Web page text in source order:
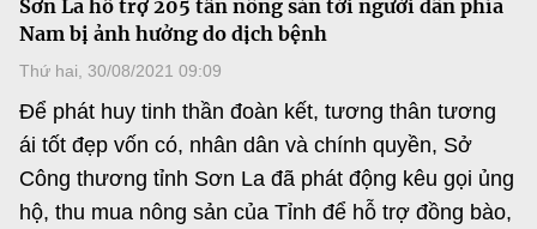
Sở Khoa học và Công nghệ
Chuyển đổi số
Sở hữu trí tuệ
Tiêu chuẩn, đo lường, chất lượng
Văn bản QPPL
Lấy ý kiến người dân về dự thảo VBQPPL
MST IOFFICE
THỐNG KÊ
Khoa học và Công nghệ
Đổi mới sáng tạo
Multimedia
THƯ ĐIỆN TỬ
Sơn La hỗ trợ 205 tấn nông sản tới người dân phía
Nam bị ảnh hưởng do dịch bệnh
Thứ hai, 30/08/2021 09:09
Để phát huy tinh thần đoàn kết, tương thân tương
ái tốt đẹp vốn có, nhân dân và chính quyền, Sở
Công thương tỉnh Sơn La đã phát động kêu gọi ủng
hộ, thu mua nông sản của Tỉnh để hỗ trợ đồng bào,